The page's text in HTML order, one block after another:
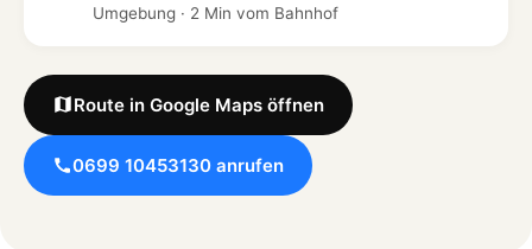
Umgebung · 2 Min vom Bahnhof
Route in Google Maps öffnen
0699 10453130 anrufen